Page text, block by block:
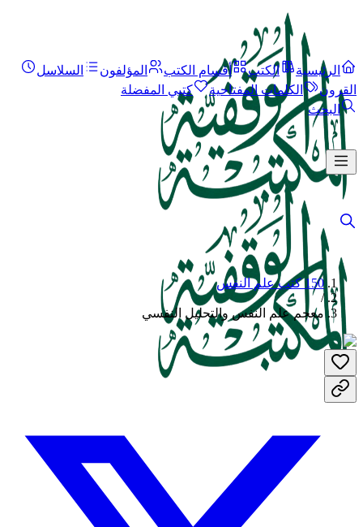
الرئيسية الكتب أقسام الكتب المؤلفون
السلاسل
القرون
الكلمات المفتاحية
كتبي المفضلة
البحث
150 كتب علم النفس
/
معجم علم النفس والتحليل النفسي